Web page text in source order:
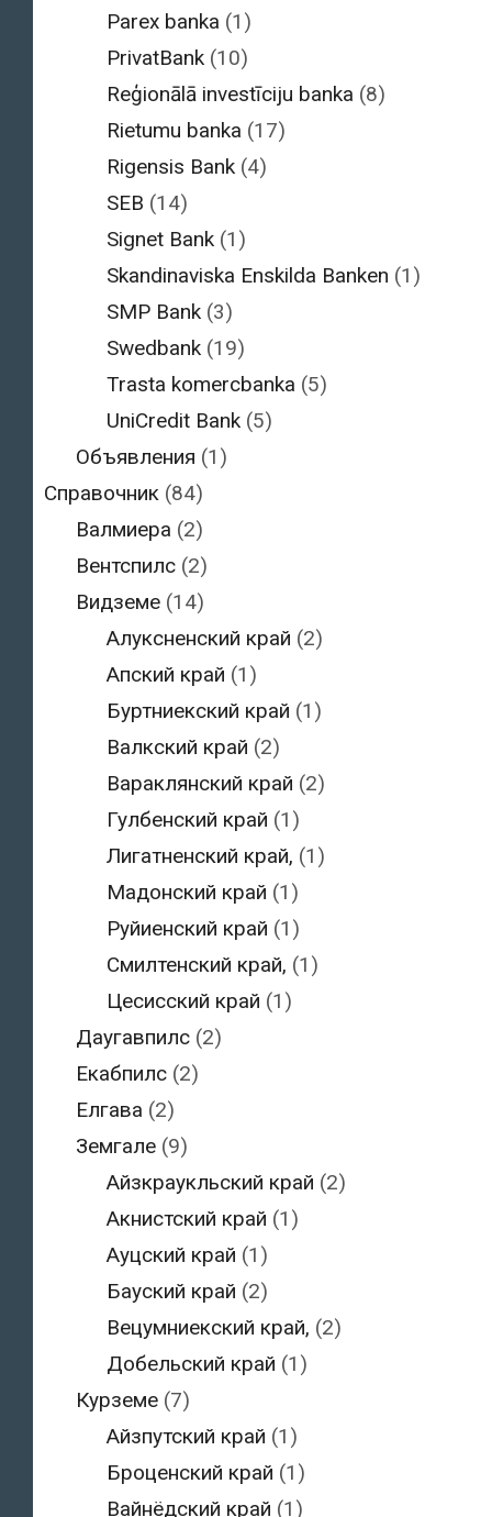
Parex banka (1)
PrivatBank (10)
Reģionālā investīciju banka (8)
Rietumu banka (17)
Rigensis Bank (4)
SEB (14)
Signet Bank (1)
Skandinaviska Enskilda Banken (1)
SMP Bank (3)
Swedbank (19)
Trasta komercbanka (5)
UniCredit Bank (5)
Объявления (1)
Справочник (84)
Валмиера (2)
Вентспилс(2)
Видземе(14)
Алуксненский край (2)
Апский край (1)
Буртниекский край (1)
Валкский край (2)
Вараклянский край (2)
Гулбенский край (1)
Лигатненский край, (1)
Мадонский край (1)
Руйиенский край (1)
Смилтенский край, (1)
Цесисский край (1)
Даугавпилс(2)
Екабпилс(2)
Елгава (2)
Земгале(9)
Айзкраукльский край (2)
Акнистский край (1)
Ауцский край (1)
Бауский край (2)
Вецумниекский край, (2)
Добельский край (1)
Курземе(7)
Айзпутский край (1)
Броценский край (1)
Вайнёдский край (1)